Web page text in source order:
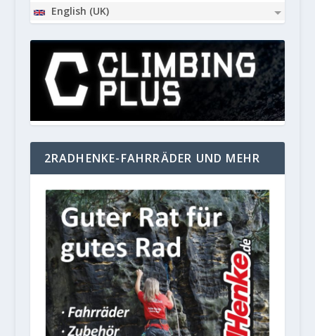
English (UK)
2RADHENKE-FAHRRÄDER UND MEHR